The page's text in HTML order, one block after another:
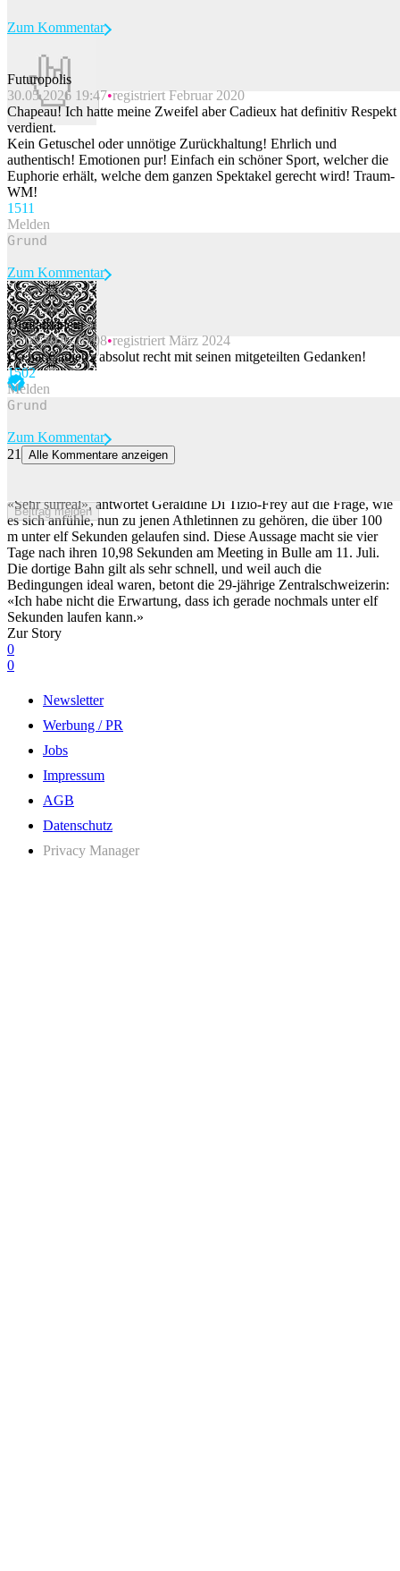
Beitrag melden
Zum Kommentar
Futuropolis
30.05.2026 19:47 registriert Februar 2020
Chapeau! Ich hatte meine Zweifel aber Cadieux hat definitiv Respekt
verdient.
Kein Getuschel oder unnötige Zurückhaltung! Ehrlich und
authentisch! Emotionen pur! Einfach ein schöner Sport, welcher die
Euphorie erhält, welche dem ganzen Spektakel gerecht wird! Traum-
WM!
1511
Melden
Beitrag melden
Zum Kommentar
Digitalflaneur
30.05.2026 20:08 registriert März 2024
Da hat Cadieux absolut recht mit seinen mitgeteilten Gedanken!
1502
Melden
Beitrag melden
Zum Kommentar
21
Alle Kommentare anzeigen
«Sehr surreal», antwortet Géraldine Di Tizio-Frey auf die Frage, wie
es sich anfühle, nun zu jenen Athletinnen zu gehören, die über 100
m unter elf Sekunden gelaufen sind. Diese Aussage macht sie vier
Tage nach ihren 10,98 Sekunden am Meeting in Bulle am 11. Juli.
Die dortige Bahn gilt als sehr schnell, und weil auch die
Bedingungen ideal waren, betont die 29-jährige Zentralschweizerin:
«Ich habe nicht die Erwartung, dass ich gerade nochmals unter elf
Sekunden laufen kann.»
Zur Story
0
0
Newsletter
Werbung / PR
Jobs
Impressum
AGB
Datenschutz
Privacy Manager